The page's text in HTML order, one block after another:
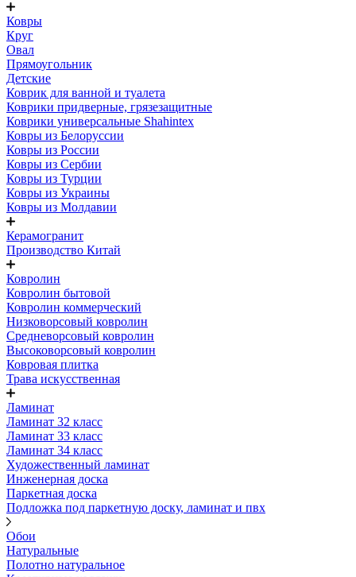
Ковры
Круг
Овал
Прямоугольник
Детские
Коврик для ванной и туалета
Коврики придверные, грязезащитные
Коврики универсальные Shahintex
Ковры из Белоруссии
Ковры из России
Ковры из Сербии
Ковры из Турции
Ковры из Украины
Ковры из Молдавии
Керамогранит
Производство Китай
Ковролин
Ковролин бытовой
Ковролин коммерческий
Низковорсовый ковролин
Средневорсовый ковролин
Высоковорсовый ковролин
Ковровая плитка
Трава искусственная
Ламинат
Ламинат 32 класс
Ламинат 33 класс
Ламинат 34 класс
Художественный ламинат
Инженерная доска
Паркетная доска
Подложка под паркетную доску, ламинат и пвх
Обои
Натуральные
Полотно натуральное